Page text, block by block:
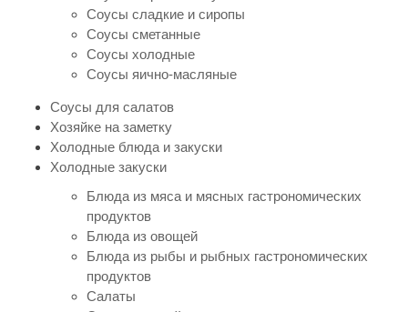
Соусы сладкие и сиропы
Соусы сметанные
Соусы холодные
Соусы яично-масляные
Соусы для салатов
Хозяйке на заметку
Холодные блюда и закуски
Холодные закуски
Блюда из мяса и мясных гастрономических
продуктов
Блюда из овощей
Блюда из рыбы и рыбных гастрономических
продуктов
Салаты